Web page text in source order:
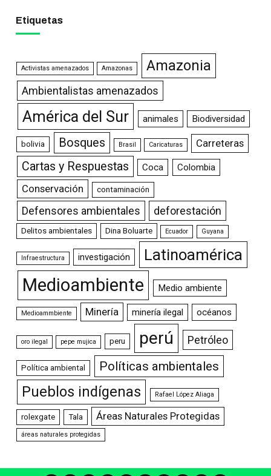
Etiquetas
Activistas amenazados Amazonas Amazonia
Ambientalistas amenazados
América del Sur animales Biodiversidad
bolivia Bosques Brasil Caricaturas Carreteras
Cartas y Respuestas Coca Colombia
Conservación contaminación
Defensores ambientales deforestación
Delitos ambientales Dina Boluarte Ecuador Guyana
Infraestructura investigación Latinoamérica
Medioambiente Medio ambiente
Medioammbiente Minería minería ilegal océanos
oro ilegal pepe mujica peru perú Petróleo
Política ambiental Políticas ambientales
Pueblos indígenas Rafael López Aliaga
rolexgate Tala Áreas Naturales Protegidas
áreas naturales protegidas